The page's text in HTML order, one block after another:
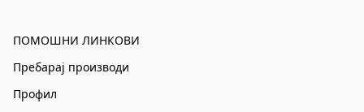
ПОМОШНИ ЛИНКОВИ
Пребарај производи
Профил